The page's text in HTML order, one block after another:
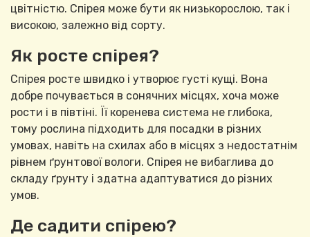
цвітністю. Спірея може бути як низькорослою, так і
високою, залежно від сорту.
Як росте спірея?
Спірея росте швидко і утворює густі кущі. Вона
добре почувається в сонячних місцях, хоча може
рости і в півтіні. Її коренева система не глибока,
тому рослина підходить для посадки в різних
умовах, навіть на схилах або в місцях з недостатнім
рівнем ґрунтової вологи. Спірея не вибаглива до
складу ґрунту і здатна адаптуватися до різних
умов.
Де садити спірею?